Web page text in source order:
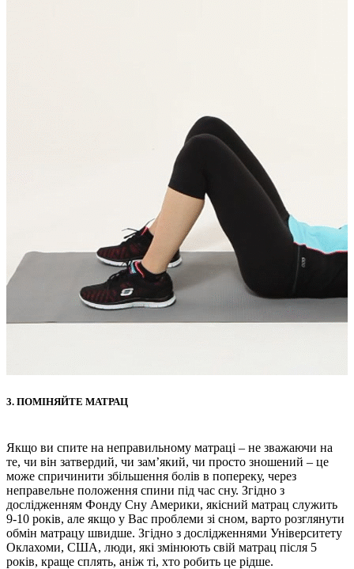
3. ПОМІНЯЙТЕ МАТРАЦ
Якщо ви спите на неправильному матраці – не зважаючи на
те, чи він затвердий, чи зам’який, чи просто зношений – це
може спричинити збільшення болів в попереку, через
неправельне положення спини під час сну. Згідно з
дослідженням Фонду Сну Америки, якісний матрац служить
9-10 років, але якщо у Вас проблеми зі сном, варто розглянути
обмін матрацу швидше. Згідно з дослідженнями Університету
Оклахоми, США, люди, які змінюють свій матрац після 5
років, краще сплять, аніж ті, хто робить це рідше.